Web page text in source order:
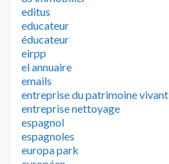
editus
educateur
éducateur
eirpp
el annuaire
emails
entreprise du patrimoine vivant
entreprise nettoyage
espagnol
espagnoles
europa park